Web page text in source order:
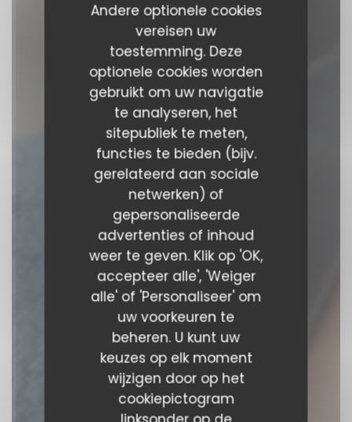
Andere optionele cookies
vereisen uw
toestemming. Deze
optionele cookies worden
gebruikt om uw navigatie
te analyseren, het
sitepubliek te meten,
functies te bieden (bijv.
gerelateerd aan sociale
netwerken) of
gepersonaliseerde
advertenties of inhoud
weer te geven. Klik op 'OK,
accepteer alle', 'Weiger
alle' of 'Personaliseer' om
uw voorkeuren te
beheren. U kunt uw
keuzes op elk moment
wijzigen door op het
cookiepictogram
Le Reflet Nantes
RESTAURANT|NANTES
RESERVEER EEN TAFEL